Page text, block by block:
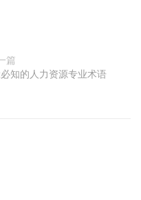
篇
知的人力资源专业术语